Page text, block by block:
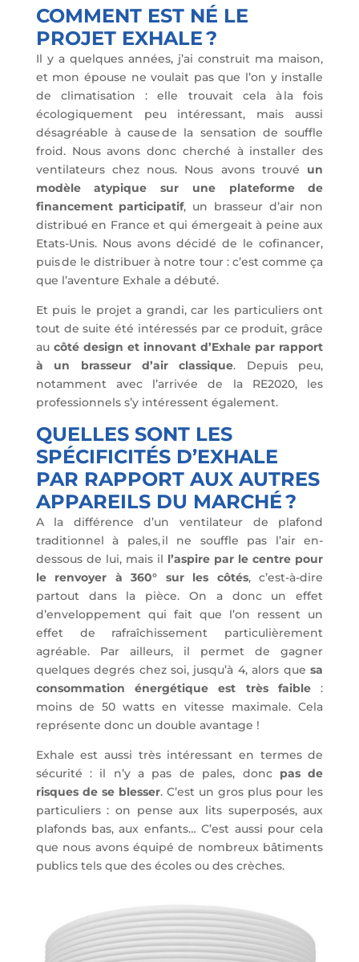
COMMENT EST NÉ LE
PROJET EXHALE ?
Il y a quelques années, j’ai construit ma maison,
et mon épouse ne voulait pas que l’on y installe
de climatisation : elle trouvait cela à la fois
écologiquement peu intéressant, mais aussi
désagréable à cause de la sensation de souffle
froid. Nous avons donc cherché à installer des
ventilateurs chez nous. Nous avons trouvé un
modèle atypique sur une plateforme de
financement participatif, un brasseur d’air non
distribué en France et qui émergeait à peine aux
Etats-Unis. Nous avons décidé de le cofinancer,
puis de le distribuer à notre tour : c’est comme ça
que l’aventure Exhale a débuté.
Et puis le projet a grandi, car les particuliers ont
tout de suite été intéressés par ce produit, grâce
au côté design et innovant d’Exhale par rapport
à un brasseur d’air classique. Depuis peu,
notamment avec l’arrivée de la RE2020, les
professionnels s’y intéressent également.
QUELLES SONT LES
SPÉCIFICITÉS D’EXHALE
PAR RAPPORT AUX AUTRES
APPAREILS DU MARCHÉ ?
A la différence d’un ventilateur de plafond
traditionnel à pales, il ne souffle pas l’air en-
dessous de lui, mais il l’aspire par le centre pour
le renvoyer à 360° sur les côtés, c’est-à-dire
partout dans la pièce. On a donc un effet
d’enveloppement qui fait que l’on ressent un
effet de rafraîchissement particulièrement
agréable. Par ailleurs, il permet de gagner
quelques degrés chez soi, jusqu’à 4, alors quesa
consommation énergétique est très faible:
moins de 50 watts en vitesse maximale. Cela
représente donc un double avantage !
Exhale est aussi très intéressant en termes de
sécurité : il n’y a pas de pales, donc pas de
risques de se blesser. C’est un gros plus pour les
particuliers : on pense aux lits superposés, aux
plafonds bas, aux enfants… C’est aussi pour cela
que nous avons équipé de nombreux bâtiments
publics tels que des écoles ou des crèches.